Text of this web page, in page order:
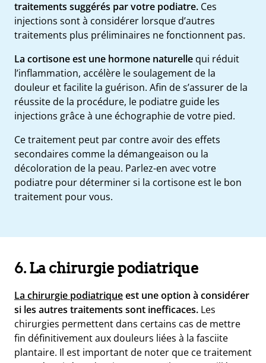
traitements suggérés par votre podiatre. Ces
injections sont à considérer lorsque d’autres
traitements plus préliminaires ne fonctionnent pas.
La cortisone est une hormone naturelle qui réduit
l’inflammation, accélère le soulagement de la
douleur et facilite la guérison. Afin de s’assurer de la
réussite de la procédure, le podiatre guide les
injections grâce à une échographie de votre pied.
Ce traitement peut par contre avoir des effets
secondaires comme la démangeaison ou la
décoloration de la peau. Parlez-en avec votre
podiatre pour déterminer si la cortisone est le bon
traitement pour vous.
6. La chirurgie podiatrique
La chirurgie podiatriqueest une option à considérer
si les autres traitements sont inefficaces. Les
chirurgies permettent dans certains cas de mettre
fin définitivement aux douleurs liées à la fasciite
plantaire. Il est important de noter que ce traitement